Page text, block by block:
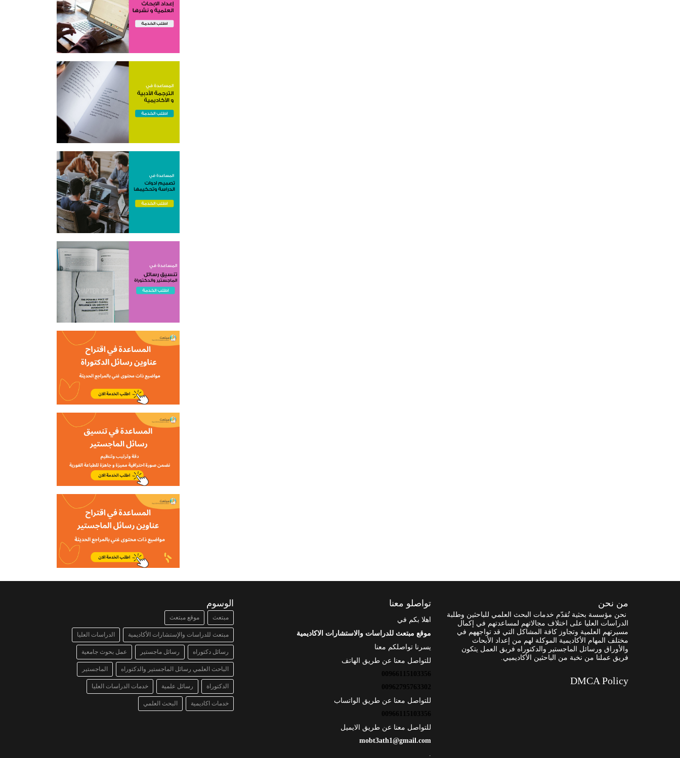
من نحن
نحن مؤسسة بحثية تُقدّم خدمات البحث العلمي للباحثين وطلبة
الدراسات العليا على اختلاف مجالاتهم لمساعدتهم في إكمال
مسيرتهم العلمية وتجاوز كافة المشاكل التي قد تواجههم في
مختلف المهام الأكاديمية الموكلة لهم من إعداد الأبحاث
والأوراق ورسائل الماجستير والدكتوراه فريق العمل يتكون
فريق عملنا من نخبة من الباحثين الأكاديميي.
DMCA Policy
تواصلو معنا
اهلا بكم في
موقع مبتعث للدراسات والاستشارات الاكاديمية
يسرنا تواصلكم معنا
للتواصل معنا عن طريق الهاتف
00966115103356
00962795763302
للتواصل معنا عن طريق الواتساب
00966115103356
للتواصل معنا عن طريق الايميل
mobt3ath1@gmail.com
الوسوم
مبتعث موقع مبتعث
مبتعث للدراسات والإستشارات الأكاديمية الدراسات العليا
رسائل دكتوراه رسائل ماجستير عمل بحوث جامعية
الباحث العلمي رسائل الماجستير والدكتوراه الماجستير
الدكتوراة رسائل علمية خدمات الدراسات العليا
خدمات اكاديمية البحث العلمي